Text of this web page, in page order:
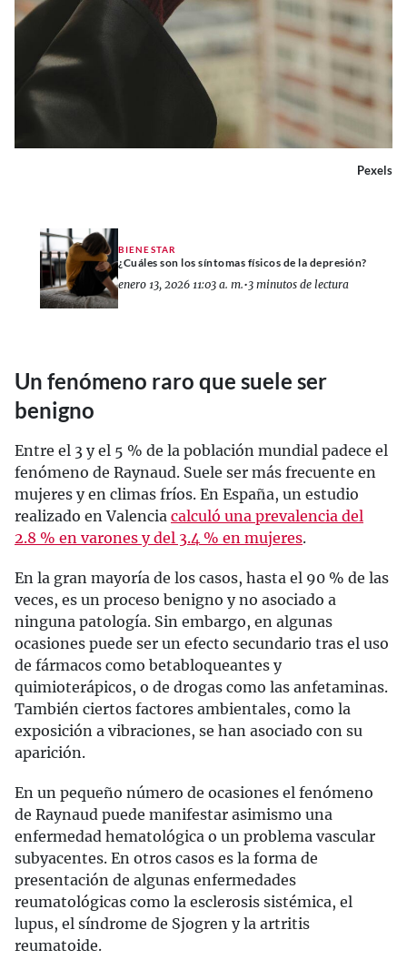
Pexels
BIENESTAR
¿Cuáles son los síntomas físicos de la depresión?
enero 13, 2026 11:03 a. m.•3 minutos de lectura
Un fenómeno raro que suele ser
benigno
Entre el 3 y el 5 % de la población mundial padece el
fenómeno de Raynaud. Suele ser más frecuente en
mujeres y en climas fríos. En España, un estudio
realizado en Valencia calculó una prevalencia del
2.8 % en varones y del 3.4 % en mujeres.
En la gran mayoría de los casos, hasta el 90 % de las
veces, es un proceso benigno y no asociado a
ninguna patología. Sin embargo, en algunas
ocasiones puede ser un efecto secundario tras el uso
de fármacos como betabloqueantes y
quimioterápicos, o de drogas como las anfetaminas.
También ciertos factores ambientales, como la
exposición a vibraciones, se han asociado con su
aparición.
En un pequeño número de ocasiones el fenómeno
de Raynaud puede manifestar asimismo una
enfermedad hematológica o un problema vascular
subyacentes. En otros casos es la forma de
presentación de algunas enfermedades
reumatológicas como la esclerosis sistémica, el
lupus, el síndrome de Sjogren y la artritis
reumatoide.